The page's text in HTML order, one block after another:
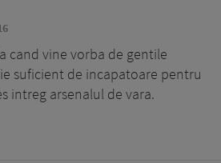
cand vine vorba de gentile
suficient de incapatoare pentru
intreg arsenalul de vara.